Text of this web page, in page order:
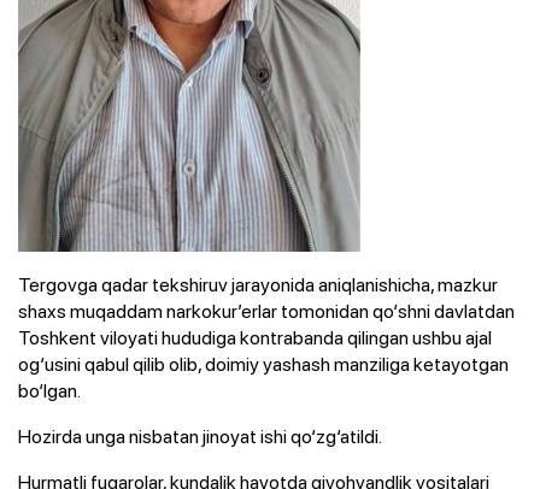
Tergovga qadar tekshiruv jarayonida aniqlanishicha, mazkur
shaxs muqaddam narkokur’erlar tomonidan qo‘shni davlatdan
Toshkent viloyati hududiga kontrabanda qilingan ushbu ajal
og‘usini qabul qilib olib, doimiy yashash manziliga ketayotgan
bo‘lgan.
Hozirda unga nisbatan jinoyat ishi qo‘zg‘atildi.
Hurmatli fuqarolar, kundalik hayotda giyohvandlik vositalari